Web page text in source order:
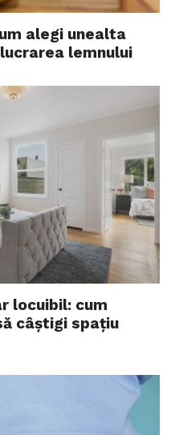
alegi unealta
lemnului
locuibil: cum
câștigi spațiu